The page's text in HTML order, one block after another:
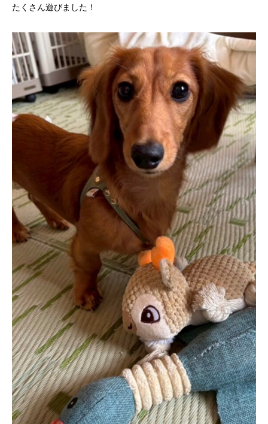
たくさん遊びました！